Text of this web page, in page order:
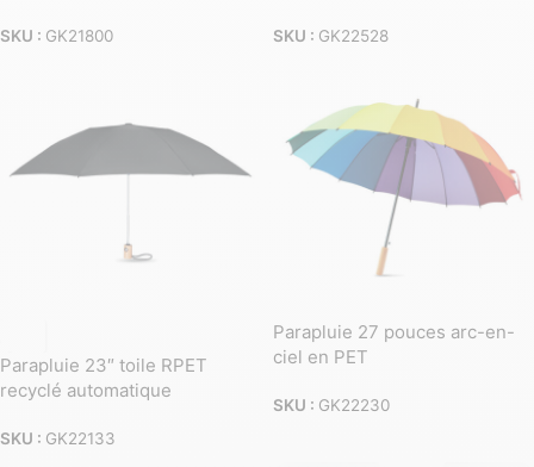
SKU : GK21800 SKU : GK22528
Parapluie 23″ toile RPET
recyclé automatique
SKU : GK22133
Parapluie 27 pouces arc-en-
ciel en PET
SKU : GK22230